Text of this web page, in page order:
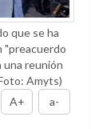
que se ha
"preacuerdo
una reunión
Amyts)
A+
a-